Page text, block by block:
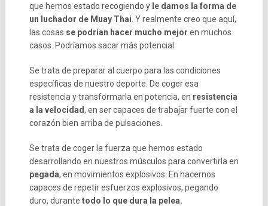
que hemos estado recogiendo y le damos la forma de
un luchador de Muay Thai . Y realmente creo que aquí,
las cosas se podrían hacer mucho mejor en muchos
casos. Podríamos sacar más potencial
Se trata de preparar al cuerpo para las condiciones
específicas de nuestro deporte. De coger esa
resistencia y transformarla en potencia, en resistencia
a la velocidad, en ser capaces de trabajar fuerte con el
corazón bien arriba de pulsaciones.
Se trata de coger la fuerza que hemos estado
desarrollando en nuestros músculos para convertirla en
pegada, en movimientos explosivos. En hacernos
capaces de repetir esfuerzos explosivos, pegando
duro, durante todo lo que dura la pelea.